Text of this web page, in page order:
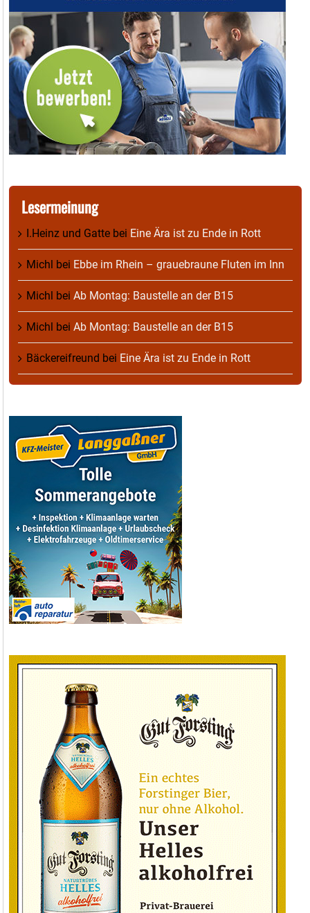
Lesermeinung
I.Heinz und Gatte bei Eine Ära ist zu Ende in Rott
Michl bei Ebbe im Rhein – grauebraune Fluten im Inn
Michl bei Ab Montag: Baustelle an der B15
Michl bei Ab Montag: Baustelle an der B15
Bäckereifreund bei Eine Ära ist zu Ende in Rott